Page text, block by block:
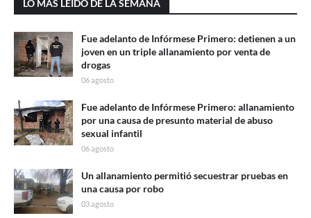
LO MAS LEÍDO DE LA SEMANA
Fue adelanto de Infórmese Primero: detienen a un
joven en un triple allanamiento por venta de
drogas
06 agosto
Fue adelanto de Infórmese Primero: allanamiento
por una causa de presunto material de abuso
sexual infantil
06 agosto
Un allanamiento permitió secuestrar pruebas en
una causa por robo
03 agosto